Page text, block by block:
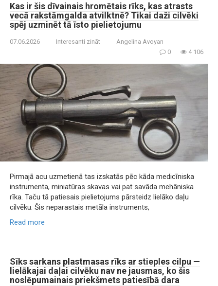
Kas ir šis dīvainais hromētais rīks, kas atrasts
vecā rakstāmgalda atvilktnē? Tikai daži cilvēki
spēj uzminēt tā īsto pielietojumu
07.06.2026 Interesanti zināt
Angelina Avoyan
0
4 106
Pirmajā acu uzmetienā tas izskatās pēc kāda medicīniska
instrumenta, miniatūras skavas vai pat savāda mehāniska
rīka. Taču tā patiesais pielietojums pārsteidz lielāko daļu
cilvēku. Šis neparastais metāla instruments,
Read more
Sīks sarkans plastmasas rīks ar stieples cilpu —
lielākajai daļai cilvēku nav ne jausmas, ko šis
noslēpumainais priekšmets patiesībā dara